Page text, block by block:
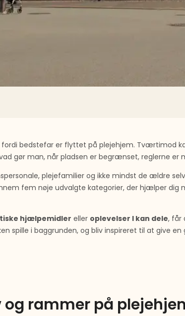
bedstefar er flyttet på plejehjem. Tværtimod
gør man, når pladsen er begrænset, reglerne
plejefamilier og ikke mindst de ældre
fem nøje udvalgte kategorier, der hjælper
hjælpemidler eller oplevelser I kan dele, får
spille i baggrunden, og bliv inspireret til at give
og rammer på